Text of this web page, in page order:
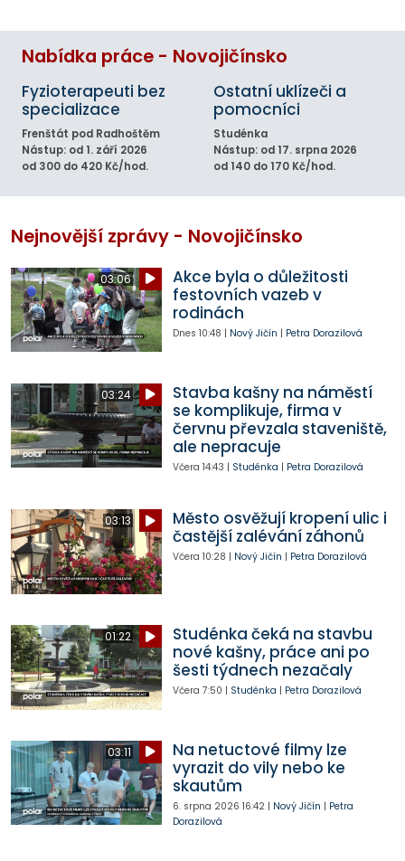
Nabídka práce - Novojičínsko
Fyzioterapeuti bez
specializace
Frenštát pod Radhoštěm
Nástup: od 1. září 2026
od 300 do 420 Kč/hod.
Ostatní uklízeči a
pomocníci
Studénka
Nástup: od 17. srpna 2026
od 140 do 170 Kč/hod.
Nejnovější zprávy - Novojičínsko
03:06
Akce byla o důležitosti
festovních vazeb v
rodinách
Dnes 10:48 | Nový Jičín | Petra Dorazilová
03:24
Stavba kašny na náměstí
se komplikuje, firma v
červnu převzala staveniště,
ale nepracuje
Včera 14:43 | Studénka | Petra Dorazilová
03:13
Město osvěžují kropení ulic i
častější zalévání záhonů
Včera 10:28 | Nový Jičín | Petra Dorazilová
01:22
Studénka čeká na stavbu
nové kašny, práce ani po
šesti týdnech nezačaly
Včera 7:50 | Studénka | Petra Dorazilová
03:11
Na netuctové filmy lze
vyrazit do vily nebo ke
skautům
6. srpna 2026 16:42| Nový Jičín | Petra
Dorazilová